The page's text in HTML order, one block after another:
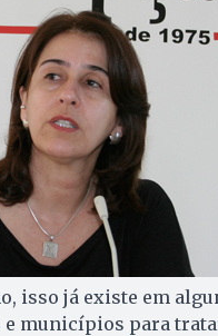
isso já existe em
municípios para